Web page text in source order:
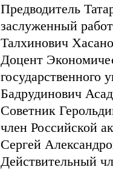
Предводитель
заслуженный
Талхинович
Доцент
государственного
Бадрудинович
Советник
член Российской
Сергей
Действительный